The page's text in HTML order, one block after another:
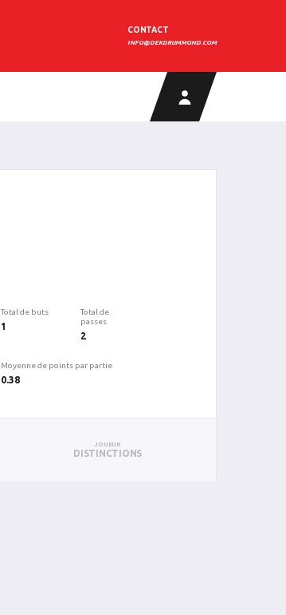
CONTACT
INFO@DEKDRUMMOND.COM
Total de buts
1
Total de
passes
2
Moyenne de points par partie
0.38
JOUEUR
DISTINCTIONS